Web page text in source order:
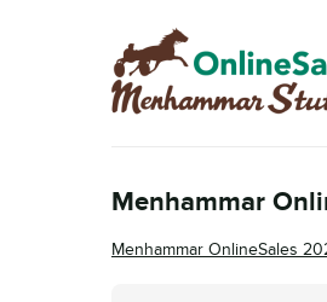
Hoppa
till
navigering
Hoppa
till
innehåll
Menhammar
Menhammar OnlineSales